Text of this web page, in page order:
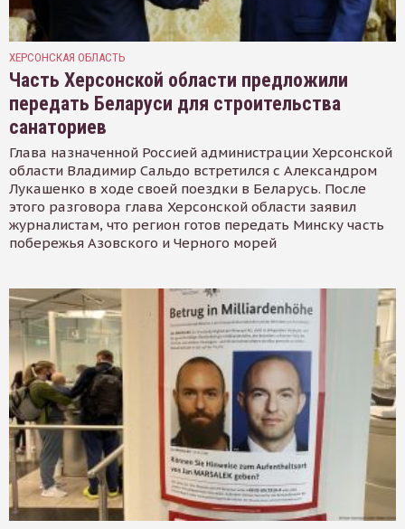
ХЕРСОНСКАЯ ОБЛАСТЬ
Часть Херсонской области предложили
передать Беларуси для строительства
санаториев
Глава назначенной Россией администрации Херсонской
области Владимир Сальдо встретился с Александром
Лукашенко в ходе своей поездки в Беларусь. После
этого разговора глава Херсонской области заявил
журналистам, что регион готов передать Минску часть
побережья Азовского и Черного морей